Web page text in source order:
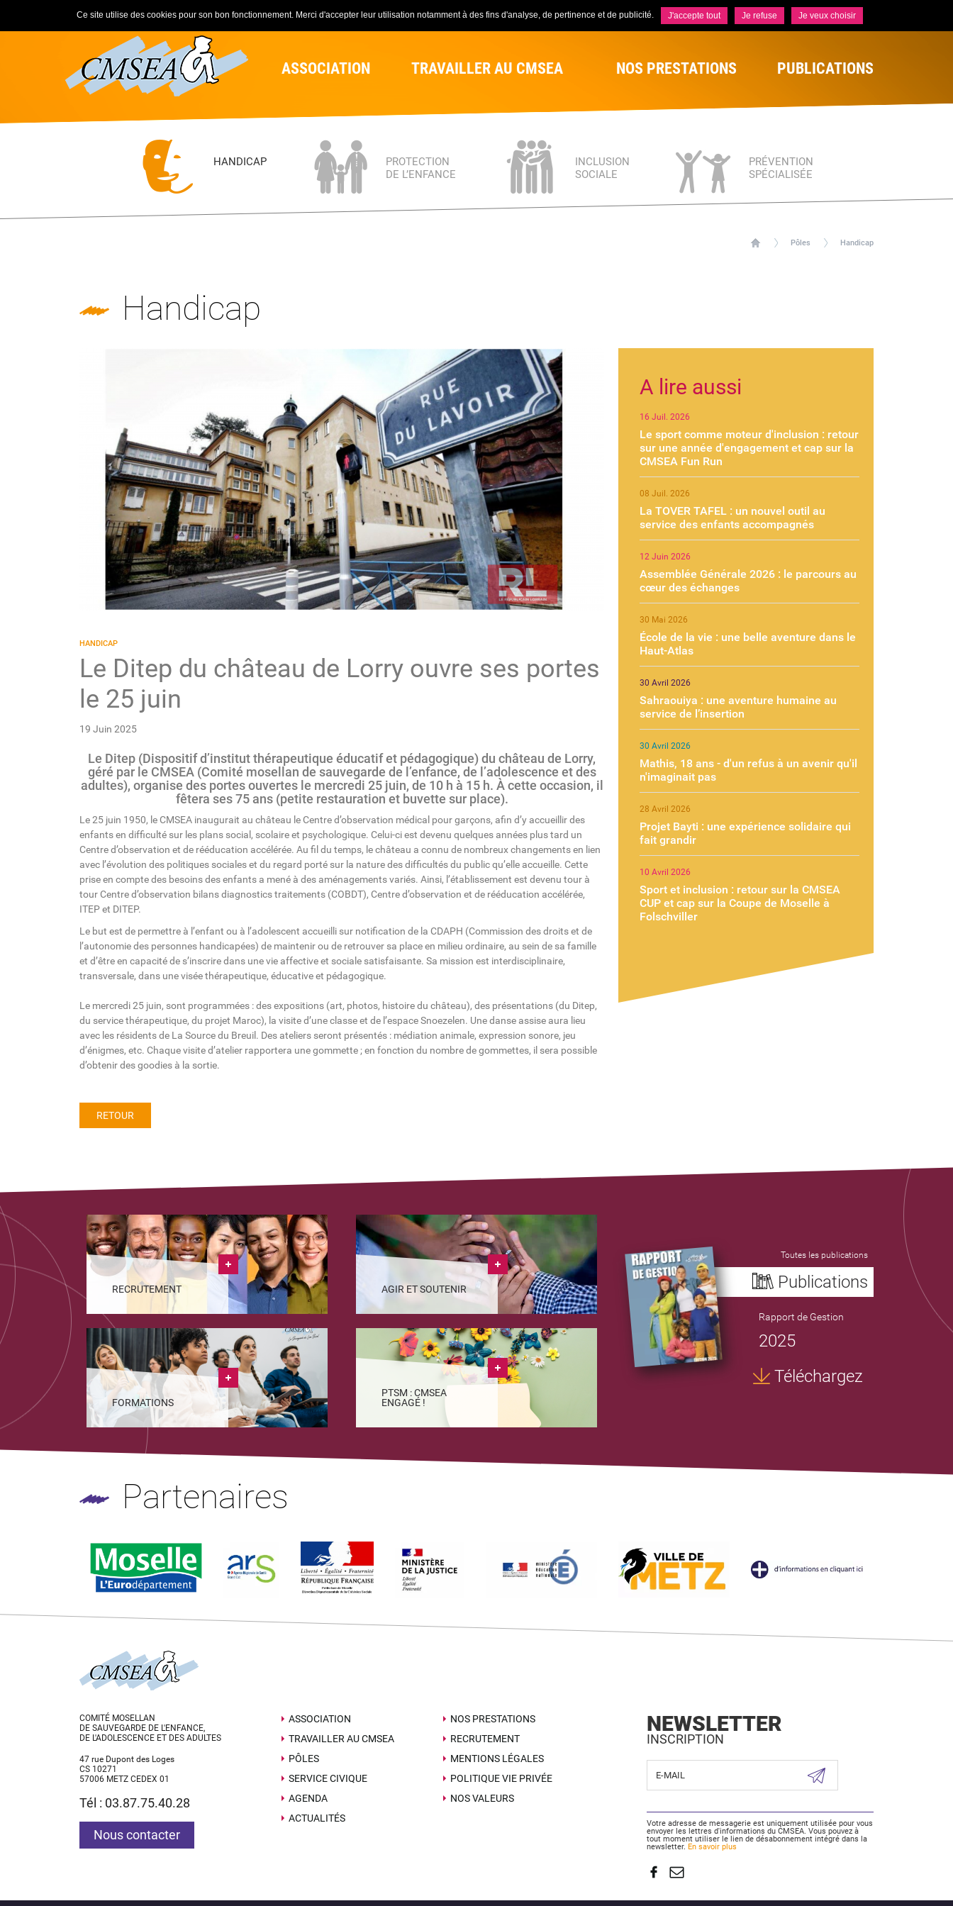
ASSOCIATION TRAVAILLER AU CMSEA NOS PRESTATIONS PUBLICATIONS
HANDICAP
PROTECTION
DE L’ENFANCE
INCLUSION
SOCIALE
PRÉVENTION
SPÉCIALISÉE
Pôles Handicap
Handicap
HANDICAP
Le Ditep du château de Lorry ouvre ses portes
le 25 juin
19 Juin 2025
Le Ditep (Dispositif d’institut thérapeutique éducatif et pédagogique) du château de Lorry,
géré par le CMSEA (Comité mosellan de sauvegarde de l’enfance, de l’adolescence et des
adultes), organise des portes ouvertes le mercredi 25 juin, de 10 h à 15 h. À cette occasion, il
fêtera ses 75 ans (petite restauration et buvette sur place).
Le 25 juin 1950, le CMSEA inaugurait au château le Centre d’observation médical pour garçons, afin d’y accueillir des
enfants en difficulté sur les plans social, scolaire et psychologique. Celui-ci est devenu quelques années plus tard un
Centre d’observation et de rééducation accélérée. Au fil du temps, le château a connu de nombreux changements en lien
avec l’évolution des politiques sociales et du regard porté sur la nature des difficultés du public qu’elle accueille. Cette
prise en compte des besoins des enfants a mené à des aménagements variés. Ainsi, l’établissement est devenu tour à
tour Centre d’observation bilans diagnostics traitements (COBDT), Centre d’observation et de rééducation accélérée,
ITEP et DITEP.
Le but est de permettre à l’enfant ou à l’adolescent accueilli sur notification de la CDAPH (Commission des droits et de
l’autonomie des personnes handicapées) de maintenir ou de retrouver sa place en milieu ordinaire, au sein de sa famille
et d’être en capacité de s’inscrire dans une vie affective et sociale satisfaisante. Sa mission est interdisciplinaire,
transversale, dans une visée thérapeutique, éducative et pédagogique.
Le mercredi 25 juin, sont programmées : des expositions (art, photos, histoire du château), des présentations (du Ditep,
du service thérapeutique, du projet Maroc), la visite d’une classe et de l’espace Snoezelen. Une danse assise aura lieu
avec les résidents de La Source du Breuil. Des ateliers seront présentés : médiation animale, expression sonore, jeu
d’énigmes, etc. Chaque visite d’atelier rapportera une gommette ; en fonction du nombre de gommettes, il sera possible
d’obtenir des goodies à la sortie.
RETOUR
A lire aussi
16 Juil. 2026
Le sport comme moteur d'inclusion : retour
sur une année d'engagement et cap sur la
CMSEA Fun Run
08 Juil. 2026
La TOVER TAFEL : un nouvel outil au
service des enfants accompagnés
12 Juin 2026
Assemblée Générale 2026 : le parcours au
cœur des échanges
30 Mai 2026
École de la vie : une belle aventure dans le
Haut-Atlas
30 Avril 2026
Sahraouiya : une aventure humaine au
service de l’insertion
30 Avril 2026
Mathis, 18 ans - d'un refus à un avenir qu'il
n'imaginait pas
28 Avril 2026
Projet Bayti : une expérience solidaire qui
fait grandir
10 Avril 2026
Sport et inclusion : retour sur la CMSEA
CUP et cap sur la Coupe de Moselle à
Folschviller
RECRUTEMENT
FORMATIONS
AGIR ET SOUTENIR
PTSM : CMSEA
ENGAGÉ !
Toutes les publications
Publications
Rapport de Gestion
2025
Téléchargez
Partenaires
COMITÉ MOSELLAN
DE SAUVEGARDE DE L'ENFANCE,
DE L'ADOLESCENCE ET DES ADULTES
47 rue Dupont des Loges
CS 10271
57006 METZ CEDEX 01
Tél : 03.87.75.40.28
Nous contacter
ASSOCIATION
TRAVAILLER AU CMSEA
PÔLES
SERVICE CIVIQUE
AGENDA
ACTUALITÉS
NOS PRESTATIONS
RECRUTEMENT
MENTIONS LÉGALES
POLITIQUE VIE PRIVÉE
NOS VALEURS
NEWSLETTER
INSCRIPTION
Votre adresse de messagerie est uniquement utilisée pour vous
envoyer les lettres d'informations du CMSEA. Vous pouvez à
tout moment utiliser le lien de désabonnement intégré dans la
newsletter. En savoir plus
Ce site utilise des cookies pour son bon fonctionnement. Merci d'accepter leur utilisation notamment à des fins d'analyse, de pertinence et de publicité. J'accepte tout Je refuse Je veux choisir